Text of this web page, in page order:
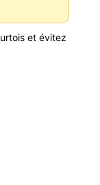
et évitez